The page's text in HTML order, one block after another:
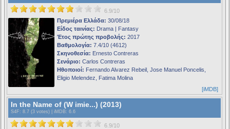
6.9/10
Πρεμιέρα Ελλάδα: 30/08/18
Είδος ταινίας: Drama | Fantasy
Έτος πρώτης προβολής: 2017
Βαθμολογία: 7.4/10 (4612)
Σκηνοθεσία: Ernesto Contreras
Σενάριο: Carlos Contreras
Ηθοποιοί: Fernando Alvarez Rebeil, Jose Manuel Poncelis,
Eligio Melendez, Fatima Molina
[iMDB]
In the Name of (W imie...) (2013)
S4F : 8.7 (3 votes) | iMDB: 6.6
6.9/10